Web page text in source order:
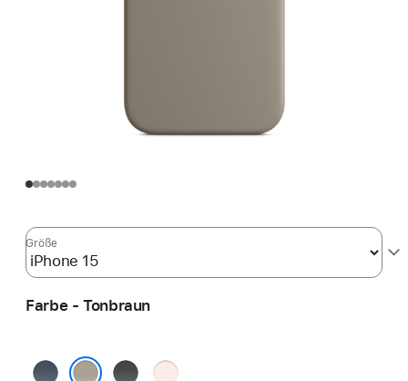
Größe
Farbe - Tonbraun
Sturmblau SchwarzHellrosa